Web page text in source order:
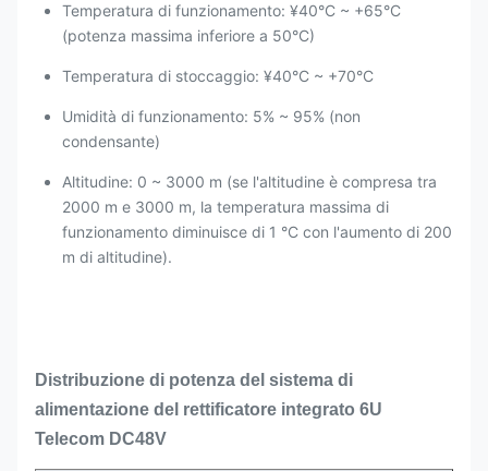
Temperatura di funzionamento: ¥40°C ~ +65°C
(potenza massima inferiore a 50°C)
Temperatura di stoccaggio: ¥40°C ~ +70°C
Umidità di funzionamento: 5% ~ 95% (non
condensante)
Altitudine: 0 ~ 3000 m (se l'altitudine è compresa tra
2000 m e 3000 m, la temperatura massima di
funzionamento diminuisce di 1 °C con l'aumento di 200
m di altitudine).
Distribuzione di potenza del sistema di
alimentazione del rettificatore integrato 6U
Telecom DC48V